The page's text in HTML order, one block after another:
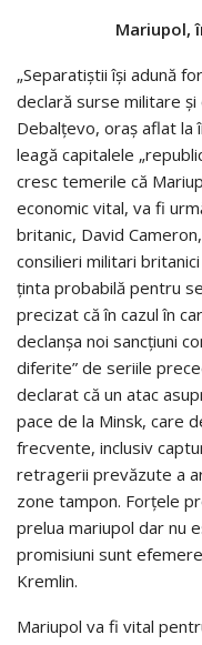
Mariupol,
„Separatiştii îşi adună
declară surse militare şi
Debalţevo, oraş aflat la
leagă capitalele
cresc temerile că
economic vital, va fi
britanic, David
consilieri militari
ţinta probabilă pentru
precizat că în cazul în
declanşa noi sancţiuni
diferite” de seriile
declarat că un atac
pace de la Minsk, care
frecvente, inclusiv
retragerii prevăzute a
zone tampon. Forţele
prelua mariupol dar nu
promisiuni sunt
Kremlin.
Mariupol va fi vital